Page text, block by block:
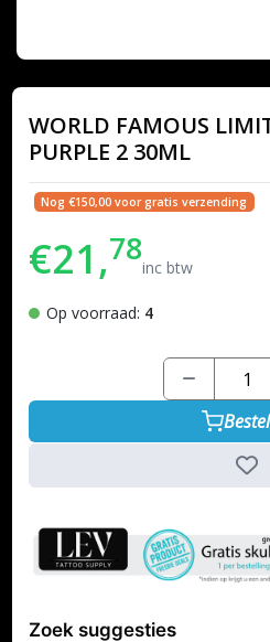
WORLD FAMOUS
PURPLE 2 30ML
Nog €150,00 voor gratis verzending
€21,78inc btw
Op voorraad: 4
Zoek suggesties